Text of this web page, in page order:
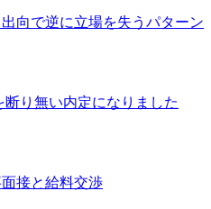
向で逆に立場を失うパターン
り無い内定になりました
接と給料交渉